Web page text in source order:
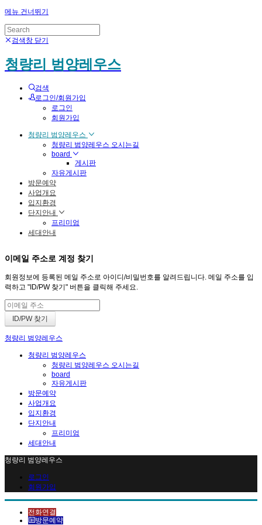
메뉴 건너뛰기
검색창 닫기
청량리 범양레우스
검색
로그인/회원가입
로그인
회원가입
청량리 범양레우스
청량리 범양레우스 오시는길
board
게시판
자유게시판
방문예약
사업개요
입지환경
단지안내
프리미엄
세대안내
이메일 주소로 계정 찾기
회원정보에 등록된 메일 주소로 아이디/비밀번호를 알려드립니다. 메일 주소를 입
력하고 "ID/PW 찾기" 버튼을 클릭해 주세요.
청량리 범양레우스
청량리 범양레우스
청량리 범양레우스 오시는길
board
자유게시판
방문예약
사업개요
입지환경
단지안내
프리미엄
세대안내
청량리 범양레우스
로그인
회원가입
전화연결
방문예약